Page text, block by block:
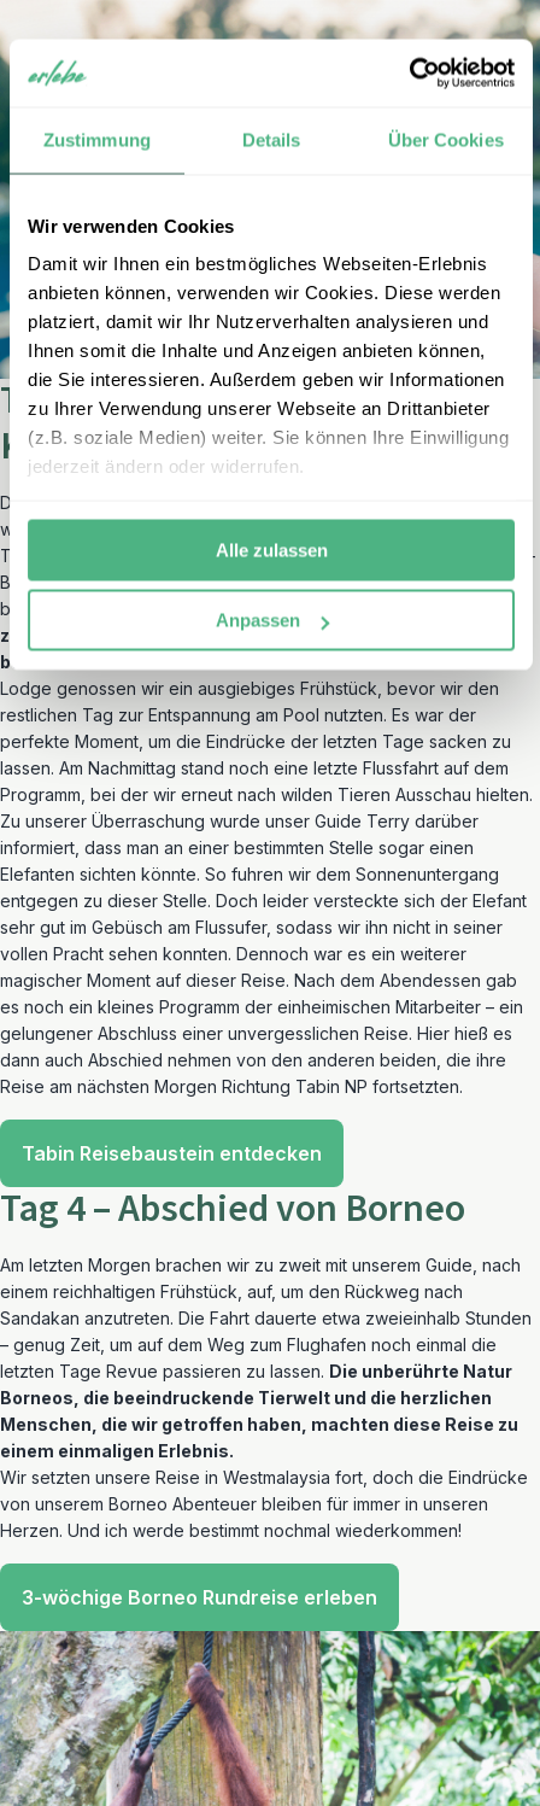
Zustimmung Details Über Cookies
Wir verwenden Cookies
Damit wir Ihnen ein bestmögliches Webseiten-Erlebnis
anbieten können, verwenden wir Cookies. Diese werden
platziert, damit wir Ihr Nutzerverhalten analysieren und
Ihnen somit die Inhalte und Anzeigen anbieten können,
die Sie interessieren. Außerdem geben wir Informationen
zu Ihrer Verwendung unserer Webseite an Drittanbieter
(z.B. soziale Medien) weiter. Sie können Ihre Einwilligung
jederzeit ändern oder widerrufen.
Alle zulassen
Anpassen
Tag 3 – Die Magie des
Kinabatangan-Flusses
Der nächste Morgen begann früh. Um 6:15 Uhr saßen wir bereits
wieder im Boot, um die Morgendämmerung zur Vogel- und
Tierbeobachtung zu nutzen. Unser Ziel war der nahegelegene Ox-
Bow-See, ein idyllischer Ort, der für seine reiche Vogelwelt
bekannt ist.
Der frühe Start lohnte sich, denn wir konnten
zahlreiche Vogelarten in ihrer natürlichen Umgebung
beobachten – ein Paradies für Naturliebhaber.
Lodge genossen wir ein ausgiebiges Frühstück, bevor wir den
restlichen Tag zur Entspannung am Pool nutzten. Es war der
perfekte Moment, um die Eindrücke der letzten Tage sacken zu
lassen. Am Nachmittag stand noch eine letzte Flussfahrt auf dem
Programm, bei der wir erneut nach wilden Tieren Ausschau hielten.
Zu unserer Überraschung wurde unser Guide Terry darüber
informiert, dass man an einer bestimmten Stelle sogar einen
Elefanten sichten könnte. So fuhren wir dem Sonnenuntergang
entgegen zu dieser Stelle. Doch leider versteckte sich der Elefant
sehr gut im Gebüsch am Flussufer, sodass wir ihn nicht in seiner
vollen Pracht sehen konnten. Dennoch war es ein weiterer
magischer Moment auf dieser Reise. Nach dem Abendessen gab
es noch ein kleines Programm der einheimischen Mitarbeiter – ein
gelungener Abschluss einer unvergesslichen Reise. Hier hieß es
dann auch Abschied nehmen von den anderen beiden, die ihre
Reise am nächsten Morgen Richtung Tabin NP fortsetzten.
Tabin Reisebaustein entdecken
Tag 4 – Abschied von Borneo
Am letzten Morgen brachen wir zu zweit mit unserem Guide, nach
einem reichhaltigen Frühstück, auf, um den Rückweg nach
Sandakan anzutreten. Die Fahrt dauerte etwa zweieinhalb Stunden
– genug Zeit, um auf dem Weg zum Flughafen noch einmal die
letzten Tage Revue passieren zu lassen. Die unberührte Natur
Borneos, die beeindruckende Tierwelt und die herzlichen
Menschen, die wir getroffen haben, machten diese Reise zu
einem einmaligen Erlebnis.
Wir setzten unsere Reise in Westmalaysia fort, doch die Eindrücke
von unserem Borneo Abenteuer bleiben für immer in unseren
Herzen. Und ich werde bestimmt nochmal wiederkommen!
3-wöchige Borneo Rundreise erleben